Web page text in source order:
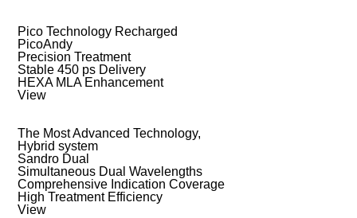
Pico Technology Recharged
PicoAndy
Precision Treatment
Stable 450 ps Delivery
HEXA MLA Enhancement
View
The Most Advanced Technology,
Hybrid system
Sandro Dual
Simultaneous Dual Wavelengths
Comprehensive Indication Coverage
High Treatment Efficiency
View